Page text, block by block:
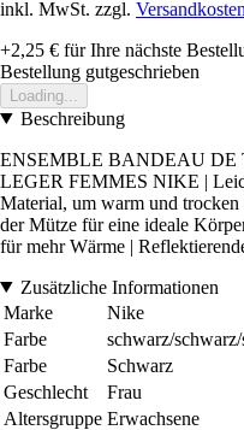
inkl. MwSt. zzgl. Versandkosten
+2,25 € für Ihre nächste
Bestellung gutgeschrieben
Loading...
Beschreibung
ENSEMBLE BANDEAU DE
LEGER FEMMES NIKE |
Material, um warm und
der Mütze für eine ideale
für mehr Wärme |
Zusätzliche Informationen
Marke
Nike
Farbe
schwarz/
Farbe
Schwarz
Geschlecht
Frau
Altersgruppe Erwachsene